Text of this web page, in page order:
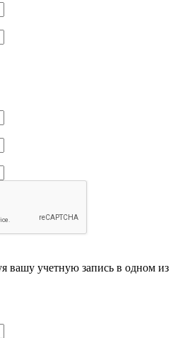
вашу учетную запись в одном из